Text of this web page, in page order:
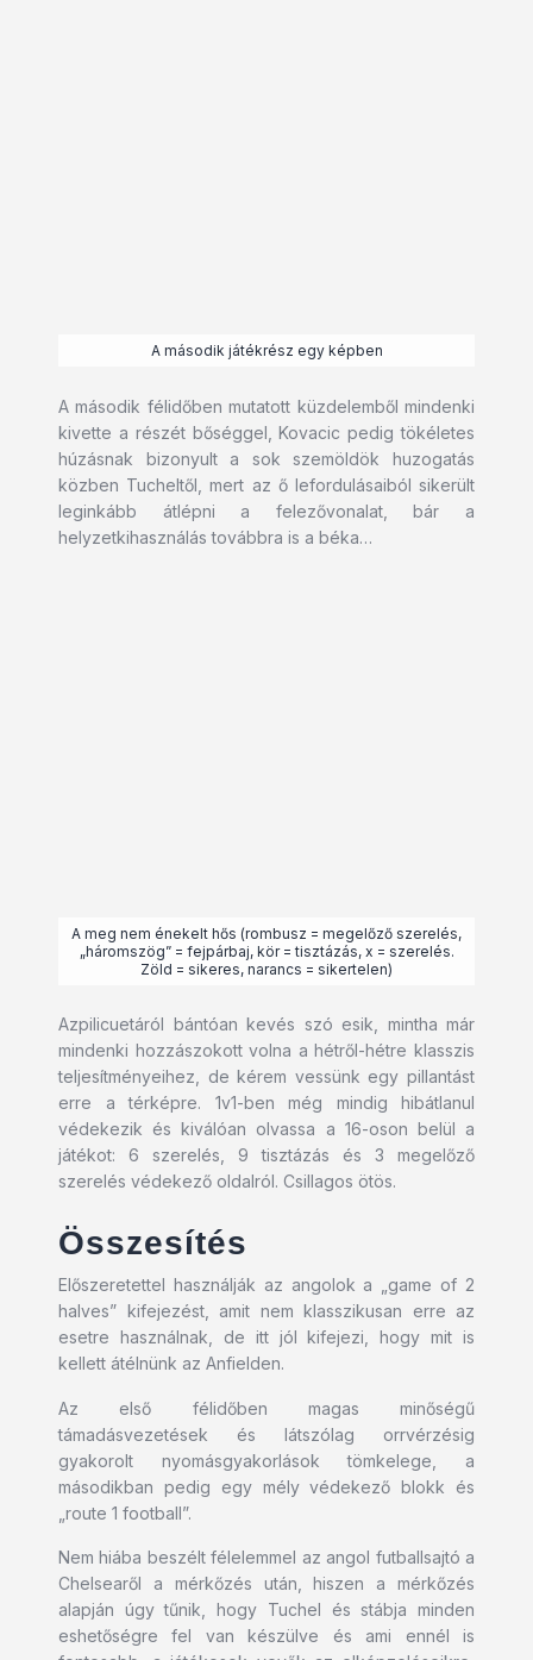
A második játékrész egy képben
A második félidőben mutatott küzdelemből mindenki
kivette a részét bőséggel, Kovacic pedig tökéletes
húzásnak bizonyult a sok szemöldök huzogatás
közben Tucheltől, mert az ő lefordulásaiból sikerült
leginkább átlépni a felezővonalat, bár a
helyzetkihasználás továbbra is a béka…
A meg nem énekelt hős (rombusz = megelőző szerelés,
„háromszög” = fejpárbaj, kör = tisztázás, x = szerelés.
Zöld = sikeres, narancs = sikertelen)
Azpilicuetáról bántóan kevés szó esik, mintha már
mindenki hozzászokott volna a hétről-hétre klasszis
teljesítményeihez, de kérem vessünk egy pillantást
erre a térképre. 1v1-ben még mindig hibátlanul
védekezik és kiválóan olvassa a 16-oson belül a
játékot: 6 szerelés, 9 tisztázás és 3 megelőző
szerelés védekező oldalról. Csillagos ötös.
Összesítés
Előszeretettel használják az angolok a „game of 2
halves” kifejezést, amit nem klasszikusan erre az
esetre használnak, de itt jól kifejezi, hogy mit is
kellett átélnünk az Anfielden.
Az első félidőben magas minőségű
támadásvezetések és látszólag orrvérzésig
gyakorolt nyomásgyakorlások tömkelege, a
másodikban pedig egy mély védekező blokk és
„route 1 football”.
Nem hiába beszélt félelemmel az angol futballsajtó a
Chelsearől a mérkőzés után, hiszen a mérkőzés
alapján úgy tűnik, hogy Tuchel és stábja minden
eshetőségre fel van készülve és ami ennél is